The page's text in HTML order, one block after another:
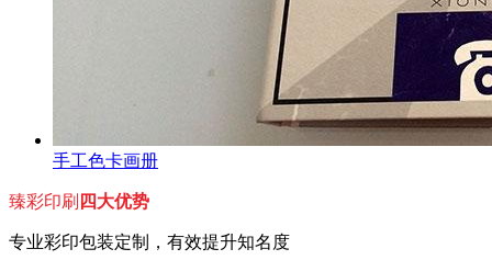
手工色卡画册
臻彩印刷 四大优势
专业彩印包装定制，有效提升知名度